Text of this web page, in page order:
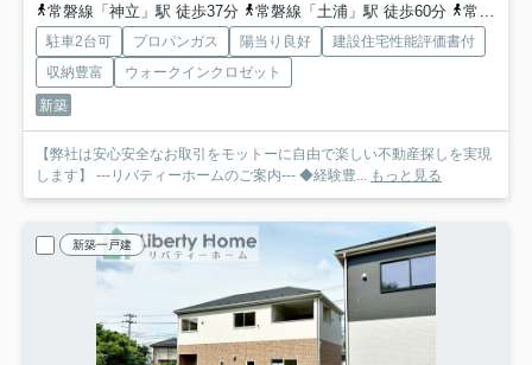
常磐線「神立」駅 徒歩37分
常磐線「土浦」駅 徒歩60分 常磐線「高浜」駅 徒歩99分
駐車2台可 プロパンガス 陽当り良好
建設住宅性能評価書付
収納豊富
ウォークインクロゼット
新築
【弊社は安心安全なお取引をモットーに自由で楽しい不動産探しを実現
します】 ---リバティーホームのご案内--- ◆経験豊... もっと見る
新築一戸建